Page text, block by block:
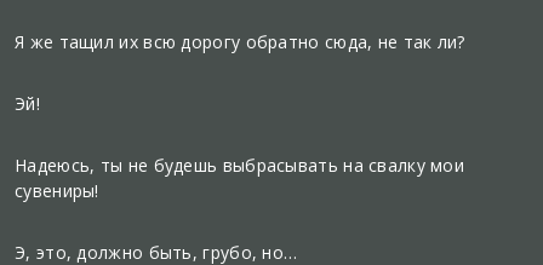
Я же тащил их всю дорогу обратно сюда, не так ли?
Эй!
Надеюсь, ты не будешь выбрасывать на свалку мои
сувениры!
Э, это, должно быть, грубо, но…